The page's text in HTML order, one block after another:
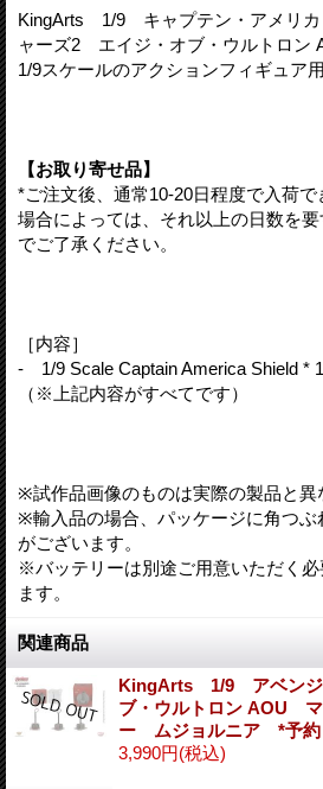
KingArts 1/9 キャプテン・アメリ
ャーズ2 エイジ・オブ・ウルトロン
1/9スケールのアクションフィギュア
【お取り寄せ品】
*ご注文後、通常10-20日程度で入荷
場合によっては、それ以上の日数を
でご了承ください。
［内容］
- 1/9 Scale Captain America Shield * 1
（※上記内容がすべてです）
※試作品画像のものは実際の製品と異
※輸入品の場合、パッケージに角つぶ
がございます。
※バッテリーは別途ご用意いただく
ます。
関連商品
KingArts 1/9 アベンジ
ブ・ウルトロン AOU
ー ムジョルニア *予約
3,990円(税込)